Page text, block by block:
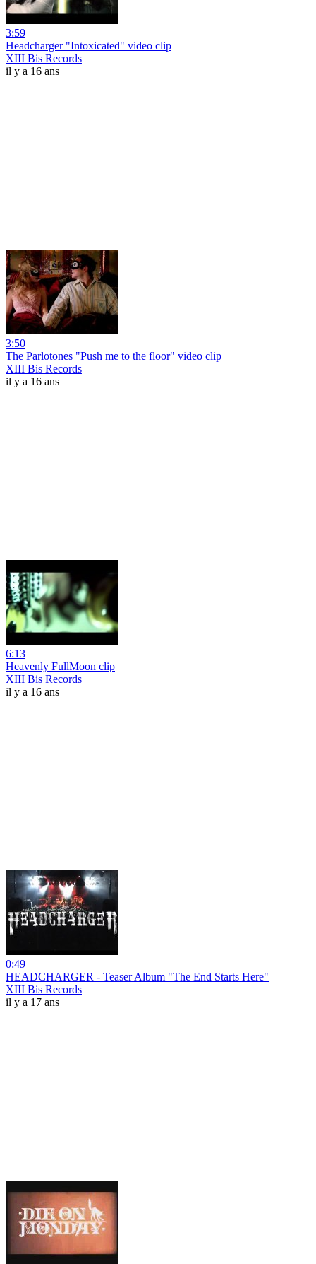
3:59
Headcharger "Intoxicated" video clip
XIII Bis Records
il y a 16 ans
3:50
The Parlotones "Push me to the floor" video clip
XIII Bis Records
il y a 16 ans
6:13
Heavenly FullMoon clip
XIII Bis Records
il y a 16 ans
0:49
HEADCHARGER - Teaser Album "The End Starts Here"
XIII Bis Records
il y a 17 ans